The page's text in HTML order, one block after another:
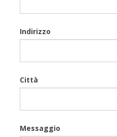
Indirizzo
Città
Messaggio